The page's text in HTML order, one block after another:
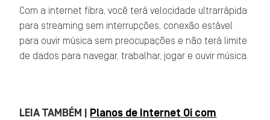
Com a internet fibra, você terá velocidade ultrarrápida
para streaming sem interrupções, conexão estável
para ouvir música sem preocupações e não terá limite
de dados para navegar, trabalhar, jogar e ouvir música.
LEIA TAMBÉM |
Planos de Internet Oi com